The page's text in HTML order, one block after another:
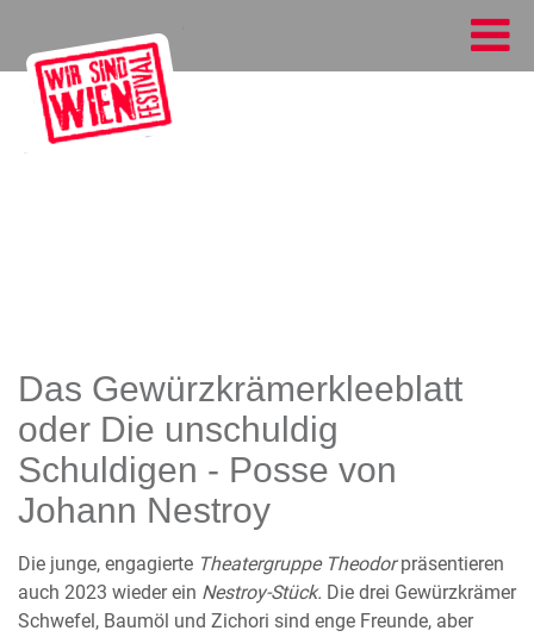
Das Gewürzkrämerkleeblatt
oder Die unschuldig
Schuldigen - Posse von
Johann Nestroy
Die junge, engagierte Theatergruppe Theodorpräsentieren
auch 2023 wieder ein Nestroy-Stück. Die drei Gewürzkrämer
Schwefel, Baumöl und Zichori sind enge Freunde, aber